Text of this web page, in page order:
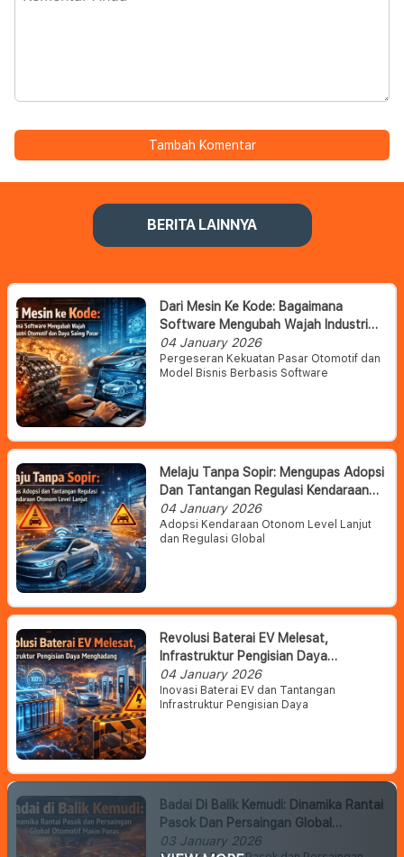
Tambah Komentar
BERITA LAINNYA
Dari Mesin Ke Kode: Bagaimana
Software Mengubah Wajah Industri
Otomotif Dan Daya Saing Pasar
04 January 2026
Pergeseran Kekuatan Pasar Otomotif dan
Model Bisnis Berbasis Software
Melaju Tanpa Sopir: Mengupas Adopsi
Dan Tantangan Regulasi Kendaraan
Otonom Level Lanjut
04 January 2026
Adopsi Kendaraan Otonom Level Lanjut
dan Regulasi Global
Revolusi Baterai EV Melesat,
Infrastruktur Pengisian Daya
Menghadang
04 January 2026
Inovasi Baterai EV dan Tantangan
Infrastruktur Pengisian Daya
Badai Di Balik Kemudi: Dinamika Rantai
Pasok Dan Persaingan Global
Otomotif Makin Panas
03 January 2026